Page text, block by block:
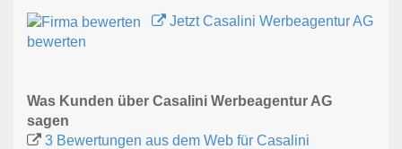
Jetzt Casalini Werbeagentur AG
bewerten
Was Kunden über Casalini Werbeagentur AG
sagen
3 Bewertungen aus dem Web für Casalini